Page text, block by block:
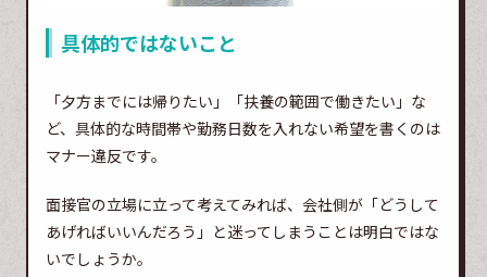
具体的ではないこと
「夕方までには帰りたい」「扶養の範囲で働きたい」な
ど、具体的な時間帯や勤務日数を入れない希望を書くのは
マナー違反です。
面接官の立場に立って考えてみれば、会社側が「どうして
あげればいいんだろう」と迷ってしまうことは明白ではな
いでしょうか。